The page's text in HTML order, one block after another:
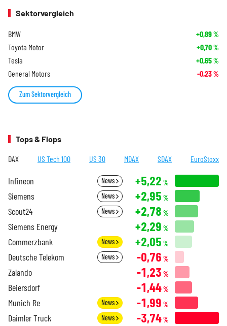
Sektorvergleich
BMW +0,89%
Toyota Motor +0,70%
Tesla +0,65%
General Motors -0,23%
Zum Sektorvergleich
Tops & Flops
DAX US Tech 100 US 30 MDAX SDAX EuroStoxx
Infineon News +5,22 %
Siemens News +2,95 %
Scout24 News +2,78 %
Siemens Energy +2,29 %
Commerzbank News +2,05 %
Deutsche Telekom News -0,76 %
Zalando -1,23 %
Beiersdorf -1,44%
Munich Re News -1,99 %
Daimler Truck News -3,74%